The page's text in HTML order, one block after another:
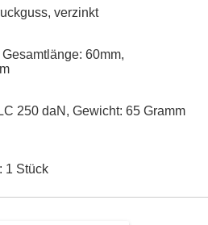
verzinkt
60mm,
250 daN, Gewicht: 65 Gramm
1 Stück